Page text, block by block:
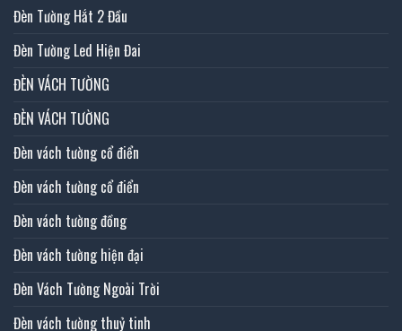
Đèn Tường Hắt 2 Đầu
Đèn Tường Led Hiện Đai
ĐÈN VÁCH TƯỜNG
ĐÈN VÁCH TƯỜNG
Đèn vách tường cổ điển
Đèn vách tường cổ điển
Đèn vách tường đồng
Đèn vách tường hiện đại
Đèn Vách Tường Ngoài Trời
Đèn vách tường thuỷ tinh